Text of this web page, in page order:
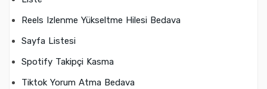
Reels Izlenme Yükseltme Hilesi Bedava
Sayfa Listesi
Spotify Takipçi Kasma
Tiktok Yorum Atma Bedava